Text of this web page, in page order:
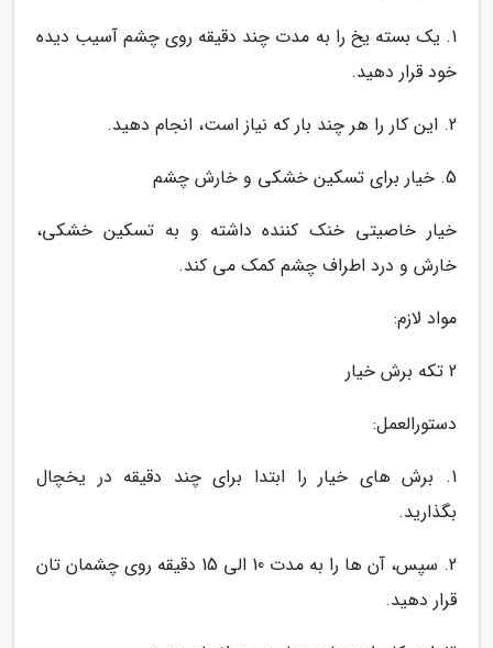
1. یک بسته یخ را به مدت چند دقیقه روی چشم آسیب دیده
خود قرار دهید.
2. این کار را هر چند بار که نیاز است، انجام دهید.
5. خیار برای تسکین خشکی و خارش چشم
خیار خاصیتی خنک کننده داشته و به تسکین خشکی،
خارش و درد اطراف چشم کمک می کند.
مواد لازم:
2 تکه برش خیار
دستورالعمل:
1. برش های خیار را ابتدا برای چند دقیقه در یخچال
بگذارید.
2. سپس، آن ها را به مدت 10 الی 15 دقیقه روی چشمان تان
قرار دهید.